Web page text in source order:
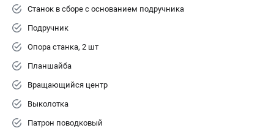
Станок в сборе с основанием подручника
Подручник
Опора станка, 2 шт
Планшайба
Вращающийся центр
Выколотка
Патрон поводковый